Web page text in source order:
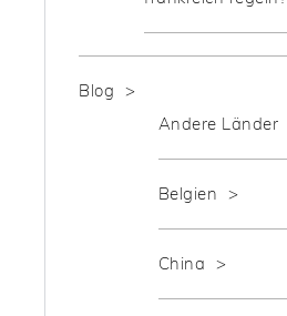
Blog
Andere Länder
Belgien
China